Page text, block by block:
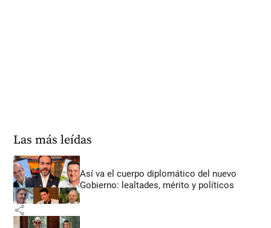
Las más leídas
Así va el cuerpo diplomático del nuevo
Gobierno: lealtades, mérito y políticos
share